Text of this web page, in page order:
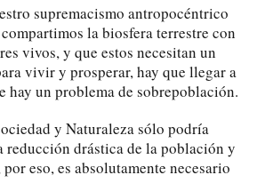
supremacismo antropocéntrico
la biosfera terrestre con
vivos, y que estos necesitan un
vivir y prosperar, hay que llegar a
hay un problema de sobrepoblación.
y Naturaleza sólo podría
reducción drástica de la población y
eso, es absolutamente necesario